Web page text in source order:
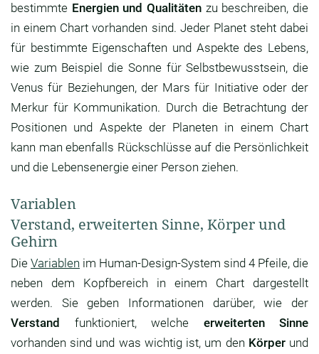
bestimmte Energien und Qualitäten zu beschreiben, die
in einem Chart vorhanden sind. Jeder Planet steht dabei
für bestimmte Eigenschaften und Aspekte des Lebens,
wie zum Beispiel die Sonne für Selbstbewusstsein, die
Venus für Beziehungen, der Mars für Initiative oder der
Merkur für Kommunikation. Durch die Betrachtung der
Positionen und Aspekte der Planeten in einem Chart
kann man ebenfalls Rückschlüsse auf die Persönlichkeit
und die Lebensenergie einer Person ziehen.
Variablen
Verstand, erweiterten Sinne, Körper und
Gehirn
Die Variablen im Human-Design-System sind 4 Pfeile, die
neben dem Kopfbereich in einem Chart dargestellt
werden. Sie geben Informationen darüber, wie der
Verstand
funktioniert, welche erweiterten Sinne
vorhanden sind und was wichtig ist, um den Körperund